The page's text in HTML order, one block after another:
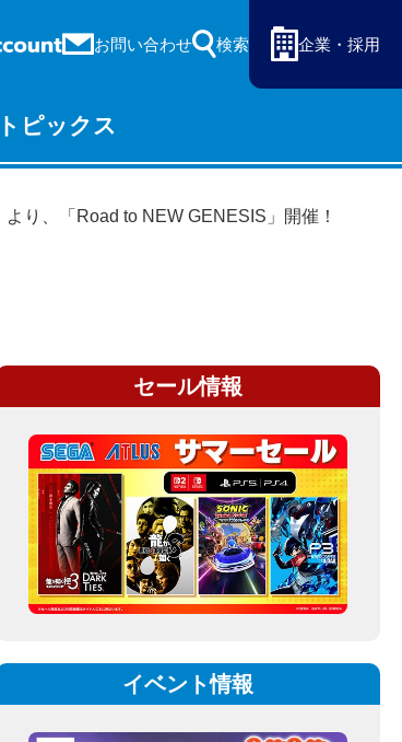
お問い合わせ 検索 企業・採用
トピックス
り、「Road to NEW GENESIS」開催！
セール情報
イベント情報